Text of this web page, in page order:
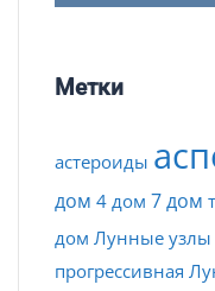
Метки
астероиды
дом 4 дом 7 дом
дом Лунные узлы
прогрессивная